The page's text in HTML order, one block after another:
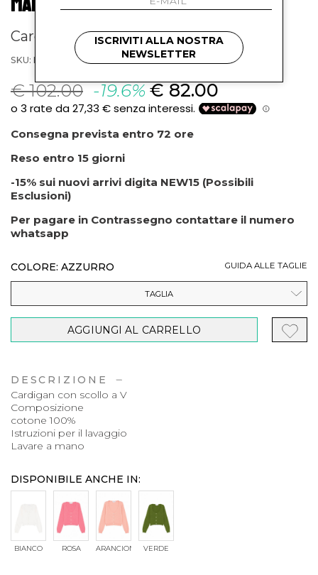
Cardigan con scollo a V
SKU: MAA1K133
€ 102.00 -19.6% € 82.00
Consegna prevista entro 72 ore
Reso entro 15 giorni
-15% sui nuovi arrivi digita NEW15 (Possibili
Esclusioni)
Per pagare in Contrassegno contattare il numero
whatsapp
COLORE: AZZURRO GUIDA ALLE TAGLIE
TAGLIA
AGGIUNGI AL CARRELLO
DESCRIZIONE
Cardigan con scollo a V
Composizione
cotone 100%
Istruzioni per il lavaggio
Lavare a mano
DISPONIBILE ANCHE IN:
BIANCO ROSA ARANCIONE VERDE
ISCRIVITI ALLA NOSTRA
NEWSLETTER